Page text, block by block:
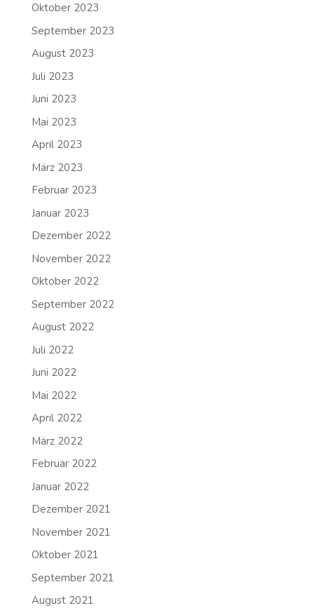
Oktober 2023
September 2023
August 2023
Juli 2023
Juni 2023
Mai 2023
April 2023
März 2023
Februar 2023
Januar 2023
Dezember 2022
November 2022
Oktober 2022
September 2022
August 2022
Juli 2022
Juni 2022
Mai 2022
April 2022
März 2022
Februar 2022
Januar 2022
Dezember 2021
November 2021
Oktober 2021
September 2021
August 2021